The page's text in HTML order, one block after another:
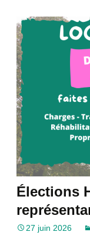
Élections
27 juin 2026